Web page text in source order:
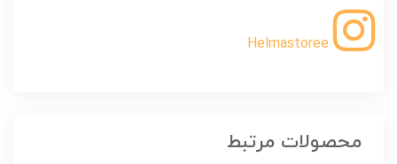
Helmastoree
محصولات مرتبط